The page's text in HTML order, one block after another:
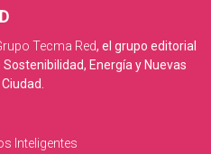
Tecma Red, el grupo editorial
Energía y Nuevas
Inteligentes